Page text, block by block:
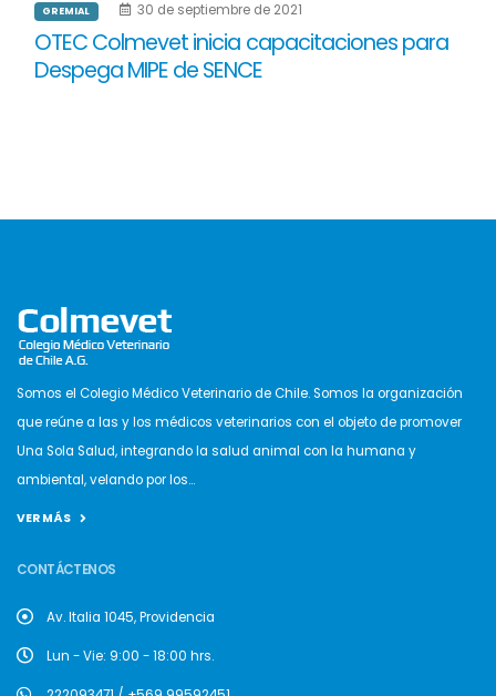
GREMIAL 30 de septiembre de 2021
OTEC Colmevet inicia capacitaciones para
Despega MIPE de SENCE
Somos el Colegio Médico Veterinario de Chile. Somos la organización
que reúne a las y los médicos veterinarios con el objeto de promover
Una Sola Salud, integrando la salud animal con la humana y
ambiental, velando por los...
VER MÁS
CONTÁCTENOS
Av. Italia 1045, Providencia
Lun - Vie: 9:00 - 18:00 hrs.